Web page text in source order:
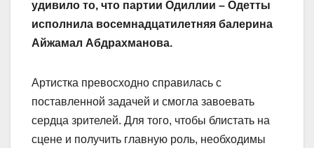
удивило то, что партии Одиллии – Одетты
исполнила восемнадцатилетняя балерина
Айжамал Абдрахманова.
Артистка превосходно справилась с
поставленной задачей и смогла завоевать
сердца зрителей. Для того, чтобы блистать на
сцене и получить главную роль, необходимы